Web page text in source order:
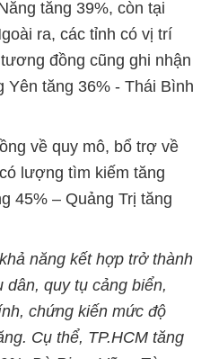
tăng 39%, còn tại
ra, các tỉnh có vị trí
đồng cũng ghi nhận
Yên tăng 36% - Thái Bình
về quy mô, bổ trợ về
lượng tìm kiếm tăng
45% – Quảng Trị tăng
năng kết hợp trở thành
dân, quy tụ cảng biển,
chứng kiến mức độ
Cụ thể, TP.HCM tăng